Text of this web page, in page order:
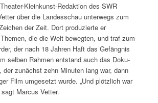
Kleinkunst-Redaktion des SWR
über die Landesschau unterwegs zum
der Zeit. Dort produzierte er
die die Welt bewegten, und traf zum
der nach 18 Jahren Haft das Gefängnis
selben Rahmen entstand auch das Doku-
der zunächst zehn Minuten lang war, dann
Film umgesetzt wurde. „Und plötzlich war
Marcus Vetter.